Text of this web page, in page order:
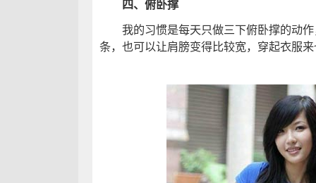
四、俯卧撑
我的习惯是每天只做三下俯卧撑的动作
条，也可以让肩膀变得比较宽，穿起衣服